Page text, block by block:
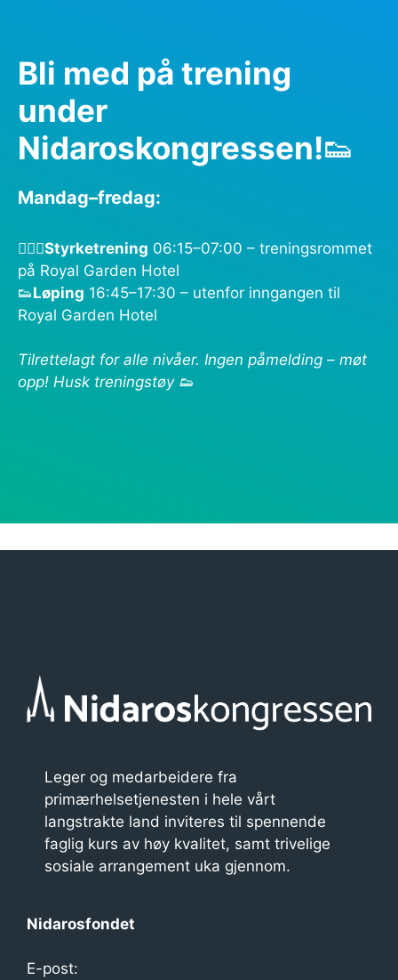
Bli med på trening
under
Nidaroskongressen!👟
Mandag–fredag:
🏋🏻‍♀️Styrketrening 06:15–07:00 – treningsrommet
på Royal Garden Hotel
👟Løping 16:45–17:30 – utenfor inngangen til
Royal Garden Hotel
Tilrettelagt for alle nivåer. Ingen påmelding – møt
opp! Husk treningstøy 👟
Leger og medarbeidere fra
primærhelsetjenesten i hele vårt
langstrakte land inviteres til spennende
faglig kurs av høy kvalitet, samt trivelige
sosiale arrangement uka gjennom.
Nidarosfondet
E-post: